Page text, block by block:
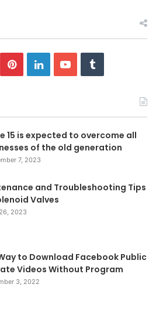
PinterestLinkedInYouTubeTumblr
15 is expected to overcome all
of the old generation
7, 2023
and Troubleshooting Tips
Valves
2023
to Download Facebook Public
Videos Without Program
3, 2022